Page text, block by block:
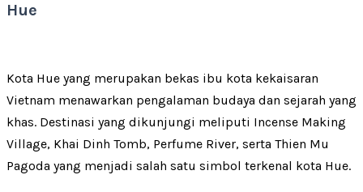
Hue
Kota Hue yang merupakan bekas ibu kota kekaisaran
Vietnam menawarkan pengalaman budaya dan sejarah yang
khas. Destinasi yang dikunjungi meliputi Incense Making
Village, Khai Dinh Tomb, Perfume River, serta Thien Mu
Pagoda yang menjadi salah satu simbol terkenal kota Hue.